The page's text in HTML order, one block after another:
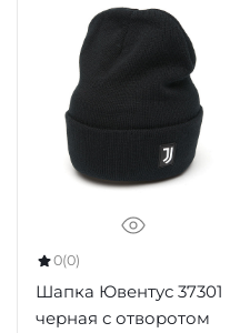
0(0)
Шапка Ювентус 37301
черная с отворотом